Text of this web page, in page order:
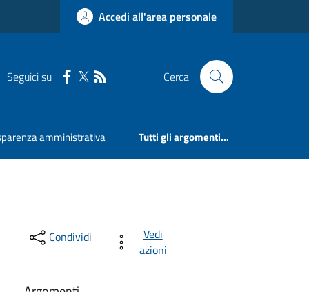
Accedi all'area personale
Seguici su Cerca
amministrativa Tutti gli argomenti...
Condividi
Vedi
azioni